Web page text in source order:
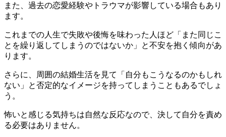
また、過去の恋愛経験やトラウマが影響している場合もあり
ます。
これまでの人生で失敗や後悔を味わった人ほど「また同じこ
とを繰り返してしまうのではないか」と不安を抱く傾向があ
ります。
さらに、周囲の結婚生活を見て「自分もこうなるのかもしれ
ない」と否定的なイメージを持ってしまうこともあるでしょ
う。
怖いと感じる気持ちは自然な反応なので、決して自分を責め
る必要はありません。